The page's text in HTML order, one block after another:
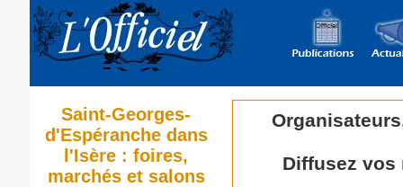
Saint-Georges-
d'Espéranche dans
l'Isère : foires,
marchés et salons
Diffusez vos